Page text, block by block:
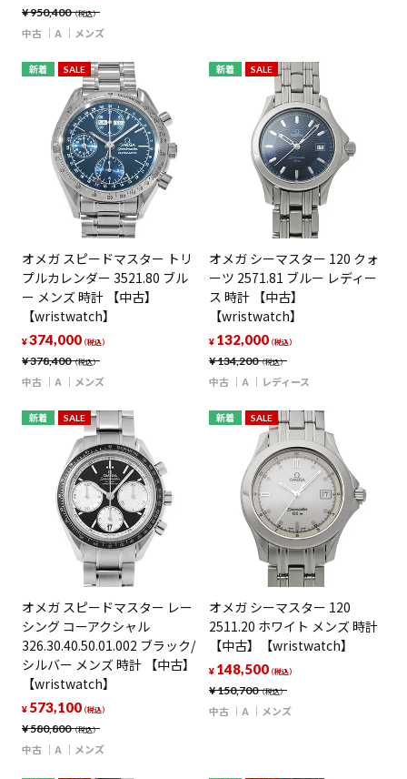
¥950,400（税込）
中古 A メンズ
新着 SALE
オメガ スピードマスター トリ
プルカレンダー 3521.80 ブル
ー メンズ 時計 【中古】
【wristwatch】
¥378,400（税込）
¥374,000（税込）
中古 A メンズ
新着 SALE
オメガ シーマスター 120 クォ
ーツ 2571.81 ブルー レディー
ス 時計 【中古】
【wristwatch】
¥134,200（税込）
¥ 132,000（税込）
中古 A レディース
新着 SALE
オメガ スピードマスター レー
シング コーアクシャル
326.30.40.50.01.002 ブラック/
シルバー メンズ 時計 【中古】
【wristwatch】
¥580,800（税込）
¥ 573,100（税込）
中古 A メンズ
新着 SALE
オメガ シーマスター 120
2511.20 ホワイト メンズ 時計
【中古】【wristwatch】
¥150,700（税込）
¥ 148,500（税込）
中古 A メンズ